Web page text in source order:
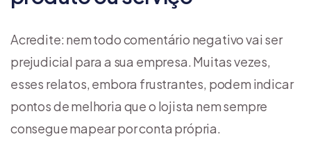
Acredite: nem todo comentário negativo vai ser
prejudicial para a sua empresa. Muitas vezes,
esses relatos, embora frustrantes, podem indicar
pontos de melhoria que o lojista nem sempre
consegue mapear por conta própria.